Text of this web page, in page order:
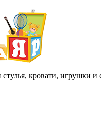
кровати,